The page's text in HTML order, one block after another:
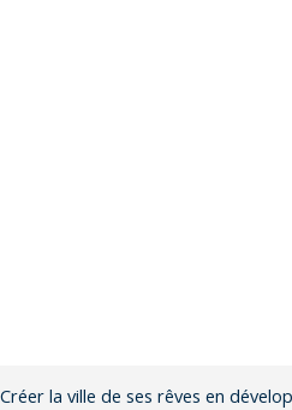
Créer la ville de ses rêves en